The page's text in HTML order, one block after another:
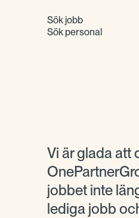
Sök jobb
Sök personal
Vi är glada att
jobbet inte
lediga jobb